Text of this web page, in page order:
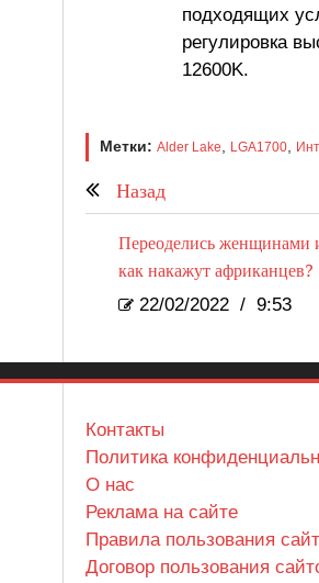
подходящих
регулировка
12600K.
Метки: Alder Lake, LGA1700,
Назад
Переоделись женщинами
как накажут африканцев?
22/02/2022 / 9:53
Контакты
Политика
О нас
Реклама на сайте
Правила пользования
Договор пользования